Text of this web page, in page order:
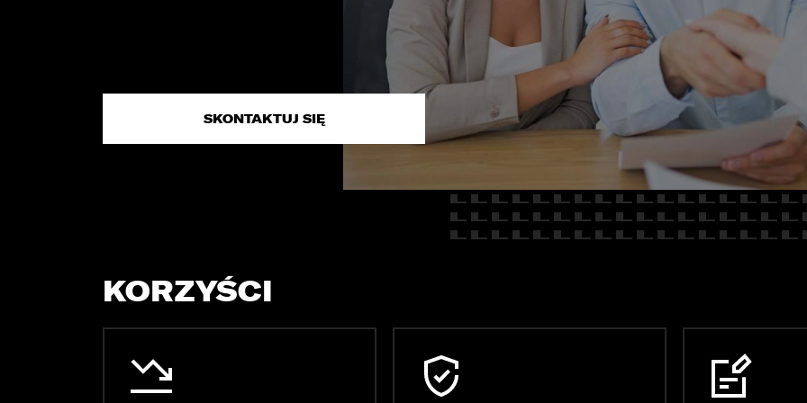
Car detailing
Stacja kontroli pojazdów
Serwis mechaniczny
Fakturatka
Ubezpieczenia
Fundacja
Kędzierzyn-Koźle
NAPISZ DO
SKONTAKTUJ SIĘ
KORZYŚCI